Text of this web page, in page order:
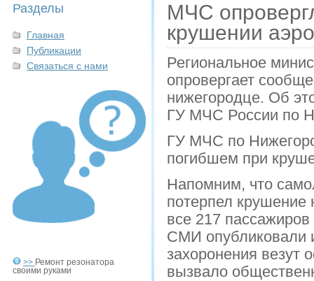
Разделы
Главная
Публикации
Связаться с нами
>> Ремонт резонатора
своими руками
МЧС
крушении
Региональное
опровергает
нижегородце. Об
ГУ МЧС России по
ГУ МЧС по
погибшем при
Напомним, что
потерпел крушение
все 217
СМИ опубликовали
захоронения везут
вызвало